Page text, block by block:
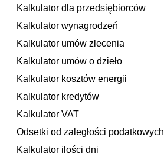
Kalkulator dla przedsiębiorców
Kalkulator wynagrodzeń
Kalkulator umów zlecenia
Kalkulator umów o dzieło
Kalkulator kosztów energii
Kalkulator kredytów
Kalkulator VAT
Odsetki od zaległości podatkowych
Kalkulator ilości dni